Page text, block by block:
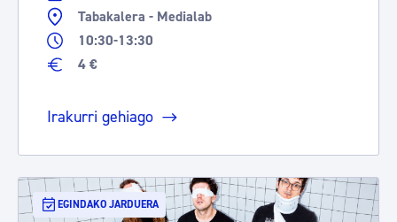
Tabakalera - Medialab
10:30-13:30
4 €
Irakurri gehiago
EGINDAKO JARDUERA